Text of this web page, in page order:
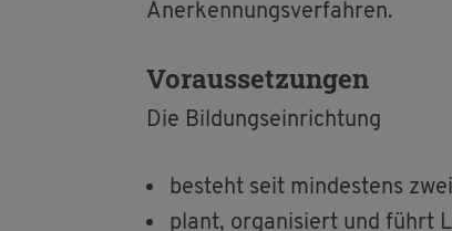
An­er­ken­nungs­ver­fah­ren.
Vor­aus­set­zun­gen
Die Bil­dungs­ein­rich­tung
be­steht seit min­des­tens
plant, or­ga­ni­siert und führt